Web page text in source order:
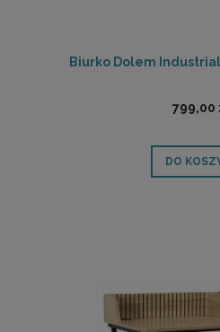
Biurko Dolem
799,00
DO